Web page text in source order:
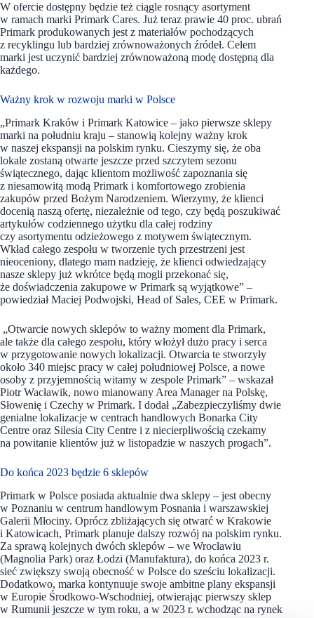
W ofercie dostępny będzie też ciągle rosnący asortyment
w ramach marki Primark Cares. Już teraz prawie 40 proc. ubrań
Primark produkowanych jest z materiałów pochodzących
z recyklingu lub bardziej zrównoważonych źródeł. Celem
marki jest uczynić bardziej zrównoważoną modę dostępną dla
każdego.
Ważny krok w rozwoju marki w Polsce
„Primark Kraków i Primark Katowice – jako pierwsze sklepy
marki na południu kraju – stanowią kolejny ważny krok
w naszej ekspansji na polskim rynku. Cieszymy się, że oba
lokale zostaną otwarte jeszcze przed szczytem sezonu
świątecznego, dając klientom możliwość zapoznania się
z niesamowitą modą Primark i komfortowego zrobienia
zakupów przed Bożym Narodzeniem. Wierzymy, że klienci
docenią naszą ofertę, niezależnie od tego, czy będą poszukiwać
artykułów codziennego użytku dla całej rodziny
czy asortymentu odzieżowego z motywem świątecznym.
Wkład całego zespołu w tworzenie tych przestrzeni jest
nieoceniony, dlatego mam nadzieję, że klienci odwiedzający
nasze sklepy już wkrótce będą mogli przekonać się,
że doświadczenia zakupowe w Primark są wyjątkowe” –
powiedział Maciej Podwojski, Head of Sales, CEE w Primark.
„Otwarcie nowych sklepów to ważny moment dla Primark,
ale także dla całego zespołu, który włożył dużo pracy i serca
w przygotowanie nowych lokalizacji. Otwarcia te stworzyły
około 340 miejsc pracy w całej południowej Polsce, a nowe
osoby z przyjemnością witamy w zespole Primark” – wskazał
Piotr Wacławik, nowo mianowany Area Manager na Polskę,
Słowenię i Czechy w Primark. I dodał „Zabezpieczyliśmy dwie
genialne lokalizacje w centrach handlowych Bonarka City
Centre oraz Silesia City Centre i z niecierpliwością czekamy
na powitanie klientów już w listopadzie w naszych progach”.
Do końca 2023 będzie 6 sklepów
Primark w Polsce posiada aktualnie dwa sklepy – jest obecny
w Poznaniu w centrum handlowym Posnania i warszawskiej
Galerii Młociny. Oprócz zbliżających się otwarć w Krakowie
i Katowicach, Primark planuje dalszy rozwój na polskim rynku.
Za sprawą kolejnych dwóch sklepów – we Wrocławiu
(Magnolia Park) oraz Łodzi (Manufaktura), do końca 2023 r.
sieć zwiększy swoją obecność w Polsce do sześciu lokalizacji.
Dodatkowo, marka kontynuuje swoje ambitne plany ekspansji
w Europie Środkowo-Wschodniej, otwierając pierwszy sklep
w Rumunii jeszcze w tym roku, a w 2023 r. wchodząc na rynek